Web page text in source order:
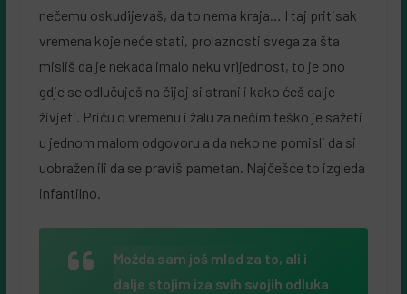
nečemu oskudijevaš, da to nema kraja… I taj pritisak
vremena koje neće stati, prolaznosti svega za šta
misliš da je nekada imalo neku vrijednost, to je ono
gdje se odlučuješ na čijoj si strani i kako ćeš dalje
živjeti. Priču o vremenu i žalu za nečim teško je sažeti
u jednom malom odgovoru a da neko ne pomisli da si
uobražen ili da se praviš pametan. Najčešće to izgleda
infantilno.
Možda sam još mlad za to, ali i
dalje stojim iza svih svojih odluka